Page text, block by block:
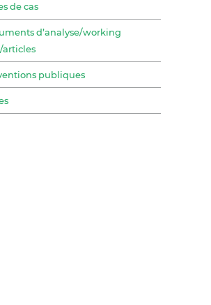
de cas
d’analyse/working
articles
publiques